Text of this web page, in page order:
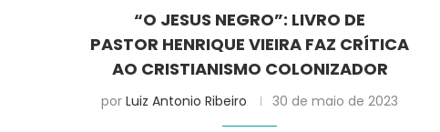
“O JESUS NEGRO”: LIVRO DE
PASTOR HENRIQUE VIEIRA FAZ CRÍTICA
AO CRISTIANISMO COLONIZADOR
porLuiz Antonio Ribeiro 30 de maio de 2023